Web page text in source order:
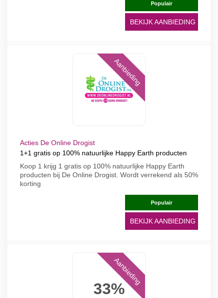
Populair
BEKIJK AANBIEDING
Aanbieding
Acties De Online Drogist
1+1 gratis op 100% natuurlijke Happy Earth producten
Koop 1 krijg 1 gratis op 100% natuurlijke Happy Earth
producten bij De Online Drogist. Wordt verrekend als 50%
korting
Populair
BEKIJK AANBIEDING
33%
Aanbieding